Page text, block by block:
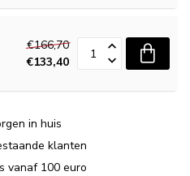
€166,70
€133,40
in huis
klanten
vanaf 100 euro